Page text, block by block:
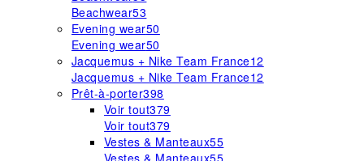
Beachwear53
Evening wear50
Evening wear50
Jacquemus + Nike Team France12
Jacquemus + Nike Team France12
Prêt-à-porter398
Voir tout379
Voir tout379
Vestes & Manteaux55
Vestes & Manteaux55